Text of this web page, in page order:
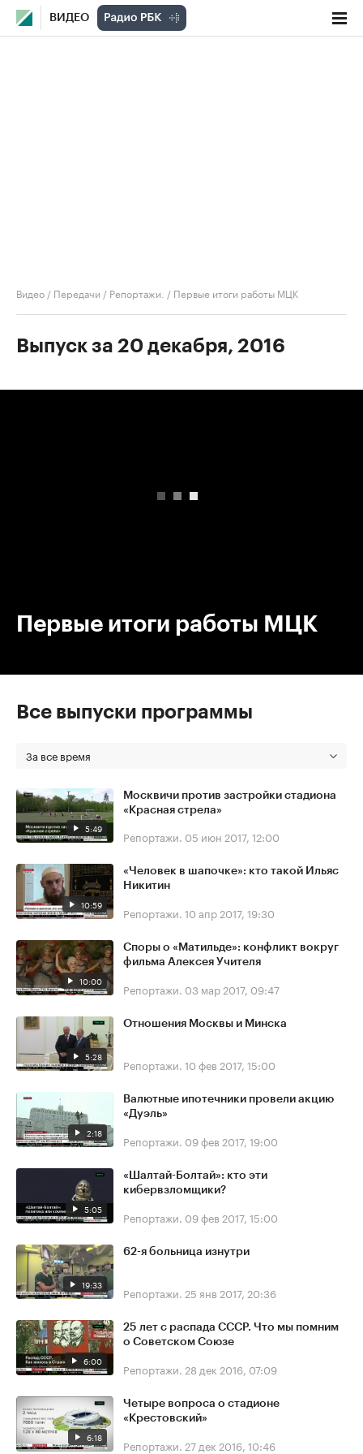
ВИДЕО
Видео / Передачи / Репортажи. / Первые итоги работы МЦК
Выпуск за 20 декабря, 2016
Первые итоги работы МЦК
Все выпуски программы
За все время
5:49
Москвичи против застройки стадиона
«Красная стрела»
Репортажи. 05 июн 2017, 12:00
10:59
«Человек в шапочке»: кто такой Ильяс
Никитин
Репортажи. 10 апр 2017, 19:30
10:00
Споры о «Матильде»: конфликт вокруг
фильма Алексея Учителя
Репортажи. 03 мар 2017, 09:47
5:28
Отношения Москвы и Минска
Репортажи. 10 фев 2017, 15:00
2:18
Валютные ипотечники провели акцию
«Дуэль»
Репортажи. 09 фев 2017, 19:00
5:05
«Шалтай-Болтай»: кто эти
кибервзломщики?
Репортажи. 09 фев 2017, 15:00
19:33
62-я больница изнутри
Репортажи. 25 янв 2017, 20:36
6:00
25 лет с распада СССР. Что мы помним
о Советском Союзе
Репортажи. 28 дек 2016, 07:09
6:18
Четыре вопроса о стадионе
«Крестовский»
Репортажи. 27 дек 2016, 10:46